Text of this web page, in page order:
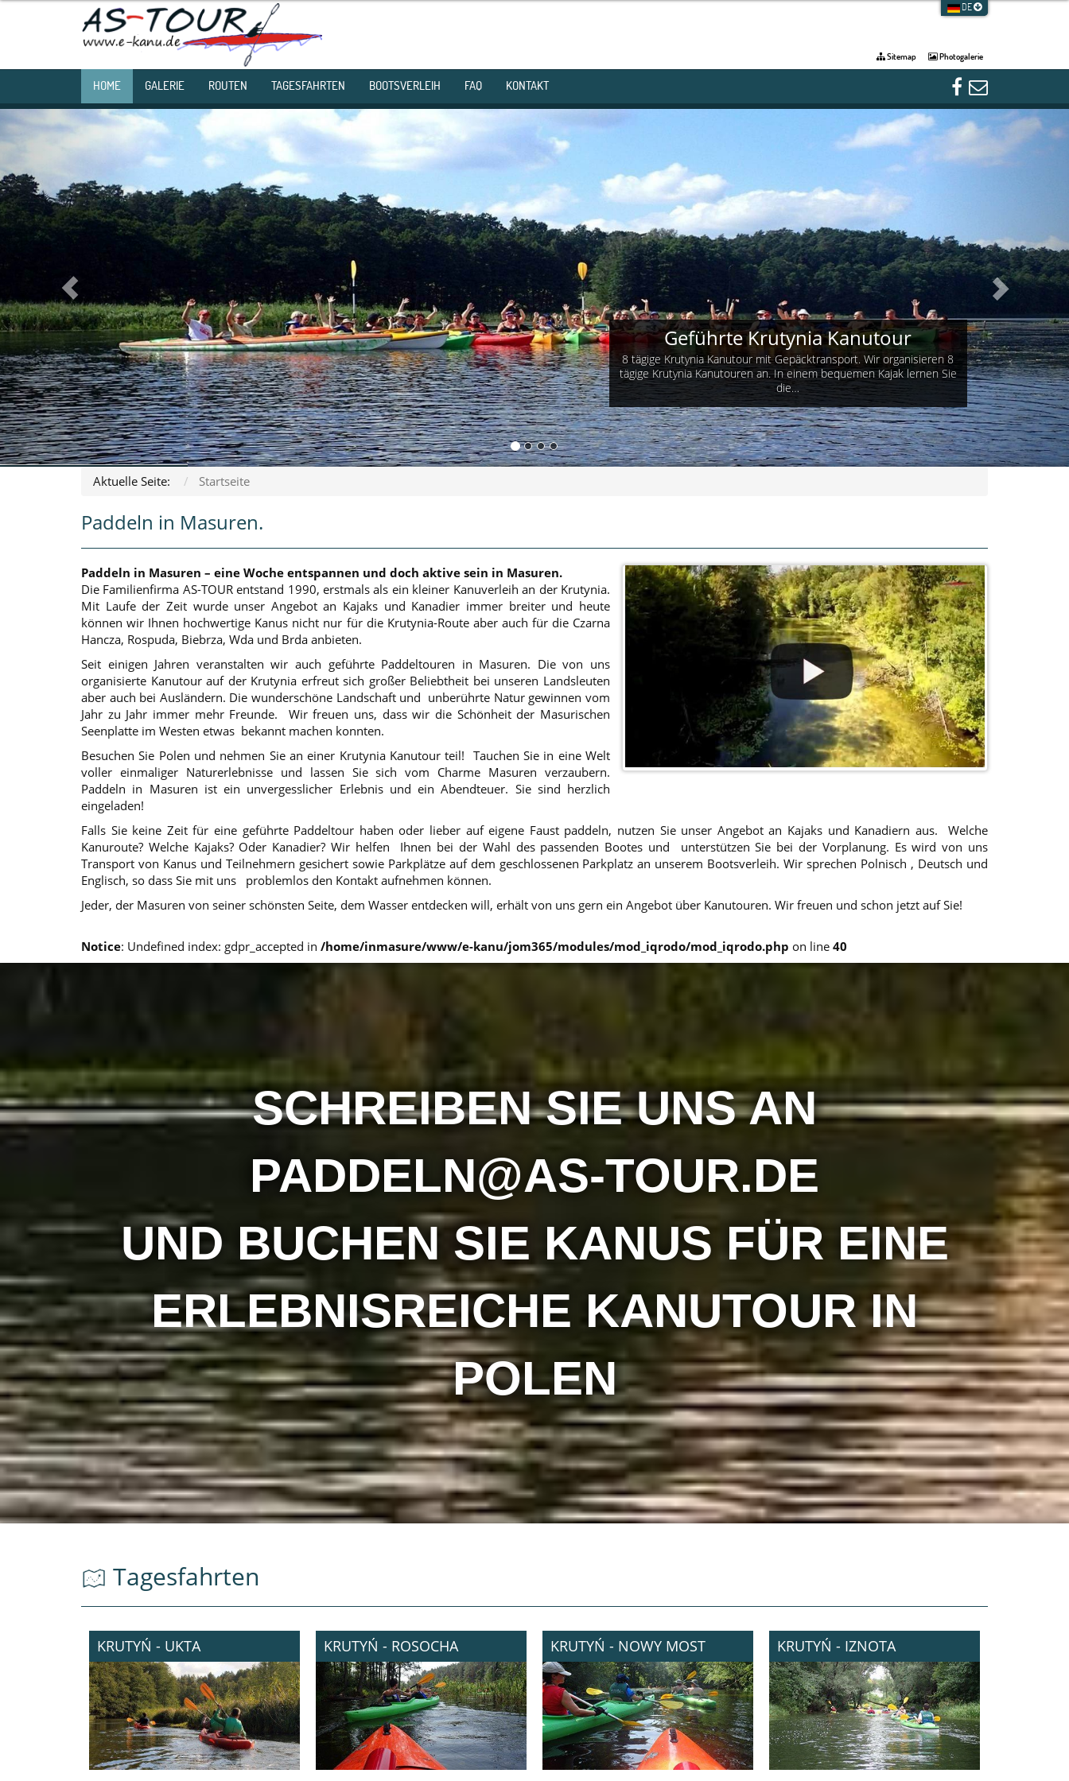
DE
Sitemap Photogalerie
HOME GALERIE ROUTEN TAGESFAHRTEN BOOTSVERLEIH FAQ KONTAKT
Geführte Krutynia Kanutour
8 tägige Krutynia Kanutour mit Gepäcktransport. Wir organisieren 8
tägige Krutynia Kanutouren an. In einem bequemen Kajak lernen Sie
die…
Previous Next
Aktuelle Seite: Startseite
Paddeln in Masuren.
Paddeln in Masuren – eine Woche entspannen und doch aktive sein in Masuren.
Die Familienfirma AS-TOUR entstand 1990, erstmals als ein kleiner Kanuverleih an der Krutynia.
Mit Laufe der Zeit wurde unser Angebot an Kajaks und Kanadier immer breiter und heute
können wir Ihnen hochwertige Kanus nicht nur für die Krutynia-Route aber auch für die Czarna
Hancza, Rospuda, Biebrza, Wda und Brda anbieten.
Seit einigen Jahren veranstalten wir auch geführte Paddeltouren in Masuren. Die von uns
organisierte Kanutour auf der Krutynia erfreut sich großer Beliebtheit bei unseren Landsleuten
aber auch bei Ausländern. Die wunderschöne Landschaft und unberührte Natur gewinnen vom
Jahr zu Jahr immer mehr Freunde. Wir freuen uns, dass wir die Schönheit der Masurischen
Seenplatte im Westen etwas bekannt machen konnten.
Besuchen Sie Polen und nehmen Sie an einer Krutynia Kanutour teil! Tauchen Sie in eine Welt
voller einmaliger Naturerlebnisse und lassen Sie sich vom Charme Masuren verzaubern.
Paddeln in Masuren ist ein unvergesslicher Erlebnis und ein Abendteuer. Sie sind herzlich
eingeladen!
Falls Sie keine Zeit für eine geführte Paddeltour haben oder lieber auf eigene Faust paddeln, nutzen Sie unser Angebot an Kajaks und Kanadiern aus. Welche
Kanuroute? Welche Kajaks? Oder Kanadier? Wir helfen Ihnen bei der Wahl des passenden Bootes und unterstützen Sie bei der Vorplanung. Es wird von uns
Transport von Kanus und Teilnehmern gesichert sowie Parkplätze auf dem geschlossenen Parkplatz an unserem Bootsverleih. Wir sprechen Polnisch , Deutsch und
Englisch, so dass Sie mit uns problemlos den Kontakt aufnehmen können.
Jeder, der Masuren von seiner schönsten Seite, dem Wasser entdecken will, erhält von uns gern ein Angebot über Kanutouren. Wir freuen und schon jetzt auf Sie!
Notice: Undefined index: gdpr_accepted in /home/inmasure/www/e-kanu/jom365/modules/mod_iqrodo/mod_iqrodo.php on line 40
SCHREIBEN SIE UNS AN
PADDELN@AS-TOUR.DE
UND BUCHEN SIE KANUS FÜR EINE
ERLEBNISREICHE KANUTOUR IN
POLEN
Tagesfahrten
KRUTYŃ - UKTA KRUTYŃ - ROSOCHA KRUTYŃ - NOWY MOST KRUTYŃ - IZNOTA
Liebe Nutzerin, Lieber Nutzer,
Bevor Sie auf „zur Seite gehen“ klicken oder das Fenster schliessen, nehmen Sie
sich bitte einen Moment Zeit, um diese Information durchzulesen. Hiermit bitten
durch unsere Geschäftspartner und möchten Sie darüber in Kenntnis setzen,
welche personenbezogenen Daten wir sammeln und wie wir Cookies nutzen. Sie
Rates vom 27. April 2016 (DSGVO).
Für die Verarbeitung der von Ihnen übermittelten personenbezogenen
Daten ist folgende Firma verantwortlich:
Biuro Turystyki Kajakowej
tel. 608 319 014
biuro@splywy.pl
Die Verarbeitung Ihrer personenbezogenen Daten erfolgt gemäß Art. 6
DSGVO für Marketingzwecke. Für die Verarbeitung Verantwortlicher
bezieht sich auf das berechtigte Interesse an der Analyse von Statistiken
der Besucher und an der Servicesicherheit.
Durch die Nutzung unserer Dienste erklären Sie sich mit der Verarbeitung
Ihrer personenbezogenen Daten durch den Für die Verarbeitung
Verantwortlichen, d.h. Biuro Turystyki Kajakowej einverstanden. Den
externe Datenempfänger, der die Statistiken analysiert, ist Google Analytics.
Ihre personenbezogenen Daten werden für einen Zeitraum von 5 Jahren
für Marketingzwecke und zur Analyse der Daten gespeichert, die für die
Ausübung der Wirtschaftstätigkeit oder für den Widerruf der Einwilligung
zur Verarbeitung der personenbezogenen Daten erforderlich sind.
Der Nutzer hat das Recht auf Einsicht in Daten, die von dem Für die
Verarbeitung Verantwortlichen d.h. Biuro Turystyki Kajakowej genutzt
werden, ihrer Korrektur, Löschung oder Einschränkung der Verarbeitung,
das Widerspruchsrecht und das Recht, bei der Aufsichtsbehörde
Beschwerden einzureichen.
Für die Verarbeitung Verantwortlicher hat das Recht auf Weitergabe der
personenbezogenen Daten und anderen Daten des Nutzers an die
berechtigten Stellen gemäß einschlägigen Vorschriften.
Die personenbezogenen Daten dürfen nicht anderen Stellen als diesen, die
Anmeldeformular übermittelten Daten, d.h. Anschrift, Telefonnumer, E-
Cookies
Diese Webseite verwendet Cookies. Ein Cookie ist eine kleine Textdatei, die
von dem Server geschickt und vorübergehend in Ihrem Browser
gespeichert wird. Wenn Sie später diese Website erneut besuchen, erkennt
die Webseite das Gerät, über das Sie sich verbinden. Nur der Server kann
die Informationen entschlüsseln mit Hilfe von Parameter, die er geschafft
hat. Cookies erleichtern die Nutzung der vorher besuchten Webseiten.
Die gesammelten Daten betreffen die IP-Adresse, den verwendeten